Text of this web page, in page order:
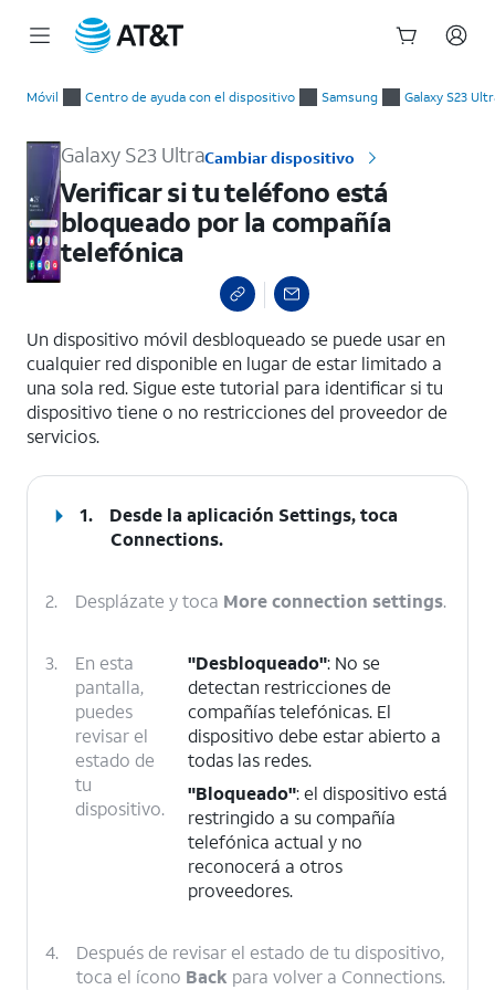
Móvil Centro de ayuda con el dispositivo Samsung Galaxy S23
Galaxy S23 UltraCambiar dispositivo
Verificar si tu teléfono está
bloqueado por la compañía
telefónica
Un dispositivo móvil desbloqueado se puede usar en
cualquier red disponible en lugar de estar limitado a
una sola red. Sigue este tutorial para identificar si tu
dispositivo tiene o no restricciones del proveedor de
servicios.
1.
Desde la aplicación Settings, toca
Connections.
2. Desplázate y toca More connection settings.
3.
En esta
pantalla,
puedes
revisar el
estado de
tu
dispositivo.
"Desbloqueado": No se
detectan restricciones de
compañías telefónicas. El
dispositivo debe estar abierto a
todas las redes.
"Bloqueado": el dispositivo está
restringido a su compañía
telefónica actual y no
reconocerá a otros
proveedores.
4.
Después de revisar el estado de tu dispositivo,
toca el ícono Back para volver a Connections.